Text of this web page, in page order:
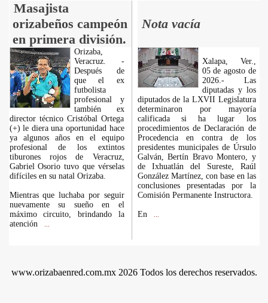
Masajista
orizabeños campeón
en primera división.
Nota vacía
Orizaba,
Veracruz. -
Después de
que el ex
futbolista
profesional y
también ex
director técnico Cristóbal Ortega
(+) le diera una oportunidad hace
ya algunos años en el equipo
profesional de los extintos
tiburones rojos de Veracruz,
Gabriel Osorio tuvo que vérselas
difíciles en su natal Orizaba.
Mientras que luchaba por seguir
nuevamente su sueño en el
máximo circuito, brindando la
atención
Xalapa, Ver.,
05 de agosto de
2026.- Las
diputadas y los
diputados de la LXVII Legislatura
determinaron por mayoría
calificada si ha lugar los
procedimientos de Declaración de
Procedencia en contra de los
presidentes municipales de Úrsulo
Galván, Bertín Bravo Montero, y
de Ixhuatlán del Sureste, Raúl
González Martínez, con base en las
conclusiones presentadas por la
Comisión Permanente Instructora.
En
www.orizabaenred.com.mx 2026 Todos los derechos reservados.